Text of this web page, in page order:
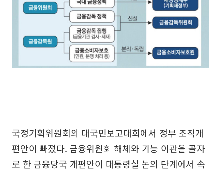
국정기획위원회의 대국민보고대회에서 정부 조직개
편안이 빠졌다. 금융위원회 해체와 기능 이관을 골자
로 한 금융당국 개편안이 대통령실 논의 단계에서 속